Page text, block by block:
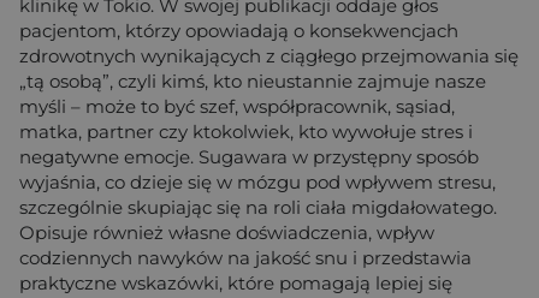
klinikę w Tokio. W swojej publikacji oddaje głos
pacjentom, którzy opowiadają o konsekwencjach
zdrowotnych wynikających z ciągłego przejmowania się
„tą osobą”, czyli kimś, kto nieustannie zajmuje nasze
myśli – może to być szef, współpracownik, sąsiad,
matka, partner czy ktokolwiek, kto wywołuje stres i
negatywne emocje. Sugawara w przystępny sposób
wyjaśnia, co dzieje się w mózgu pod wpływem stresu,
szczególnie skupiając się na roli ciała migdałowatego.
Opisuje również własne doświadczenia, wpływ
codziennych nawyków na jakość snu i przedstawia
praktyczne wskazówki, które pomagają lepiej się